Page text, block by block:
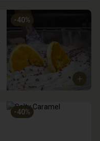
-40%
-40%